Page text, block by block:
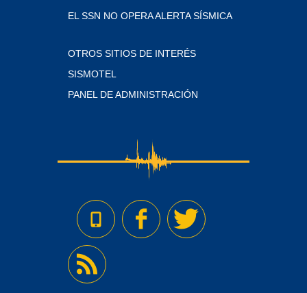
EL SSN NO OPERA ALERTA SÍSMICA
OTROS SITIOS DE INTERÉS
SISMOTEL
PANEL DE ADMINISTRACIÓN